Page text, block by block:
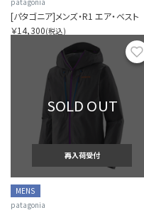
[パタゴニア]メンズ・R1 エア・ベスト
￥14,300(税込)
SOLD OUT
再入荷受付
MENS
patagonia